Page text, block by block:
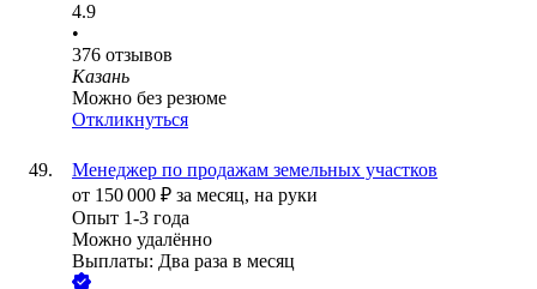
4.9
•
376 отзывов
Казань
Можно без резюме
Откликнуться
Менеджер по продажам земельных участков
от 150 000 ₽ за месяц, на руки
Опыт 1-3 года
Можно удалённо
Выплаты: Два раза в месяц